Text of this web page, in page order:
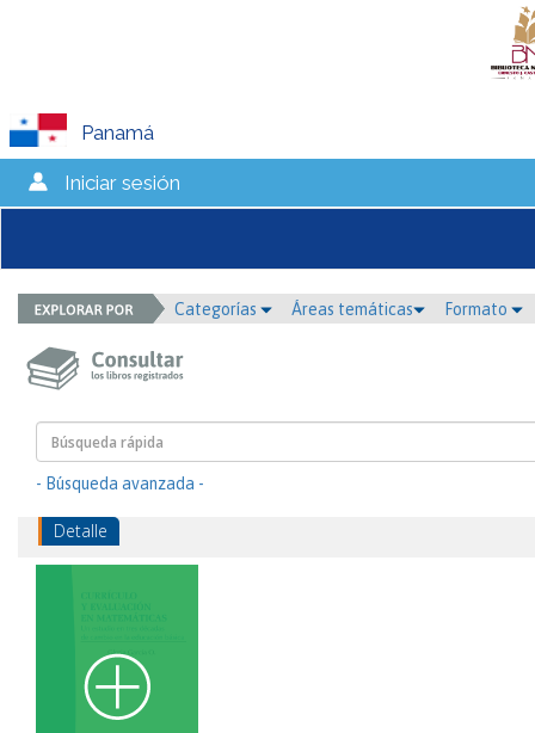
Panamá
Iniciar sesión
Categorías Áreas temáticas Formato
- Búsqueda avanzada -
Detalle